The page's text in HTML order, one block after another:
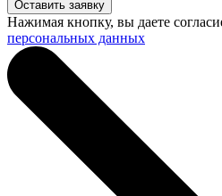
Нажимая кнопку, вы даете
персональных данных